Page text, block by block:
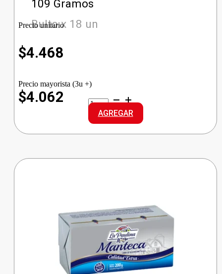
109 Gramos
Bulto x 18 un
Precio unitario
$4.468
Precio mayorista (3u +)
$4.062
PRINGLES
PAPAS
CREM.CEBOLLA
cantidad
AGREGAR